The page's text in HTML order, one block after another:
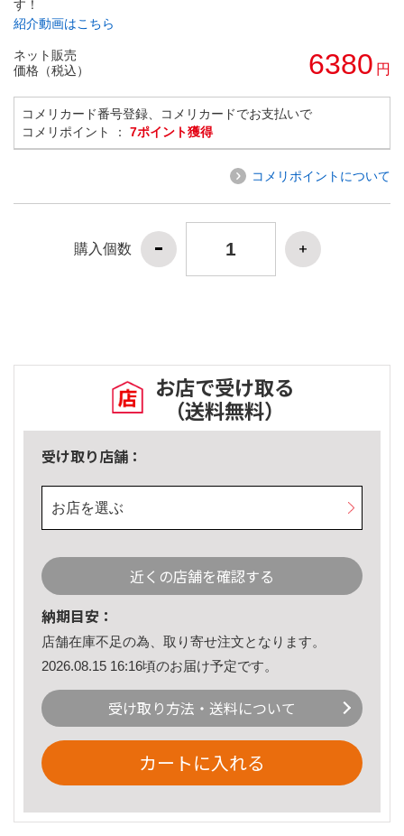
す！
紹介動画はこちら
ネット販売
価格（税込）
6380 円
コメリカード番号登録、コメリカードでお支払いで
コメリポイント ： 7ポイント獲得
コメリポイントについて
購入個数
お店で受け取る
（送料無料）
受け取り店舗：
お店を選ぶ
近くの店舗を確認する
納期目安：
店舗在庫不足の為、取り寄せ注文となります。
2026.08.15 16:16頃のお届け予定です。
受け取り方法・送料について
カートに入れる